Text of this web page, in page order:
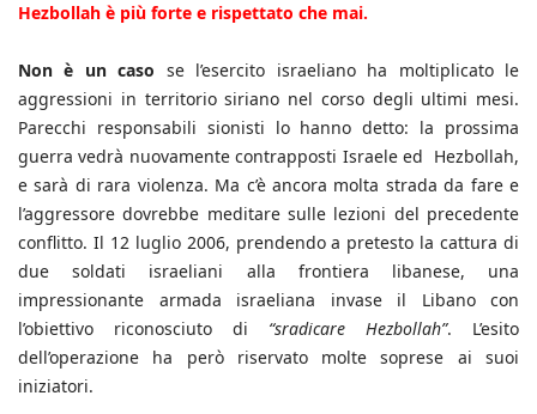
Hezbollah è più forte e rispettato che mai.
Non è un caso se l’esercito israeliano ha moltiplicato le
aggressioni in territorio siriano nel corso degli ultimi mesi.
Parecchi responsabili sionisti lo hanno detto: la prossima
guerra vedrà nuovamente contrapposti Israele ed Hezbollah,
e sarà di rara violenza. Ma c’è ancora molta strada da fare e
l’aggressore dovrebbe meditare sulle lezioni del precedente
conflitto. Il 12 luglio 2006, prendendo a pretesto la cattura di
due soldati israeliani alla frontiera libanese, una
impressionante armada israeliana invase il Libano con
l’obiettivo riconosciuto di “sradicare Hezbollah”. L’esito
dell’operazione ha però riservato molte soprese ai suoi
iniziatori.